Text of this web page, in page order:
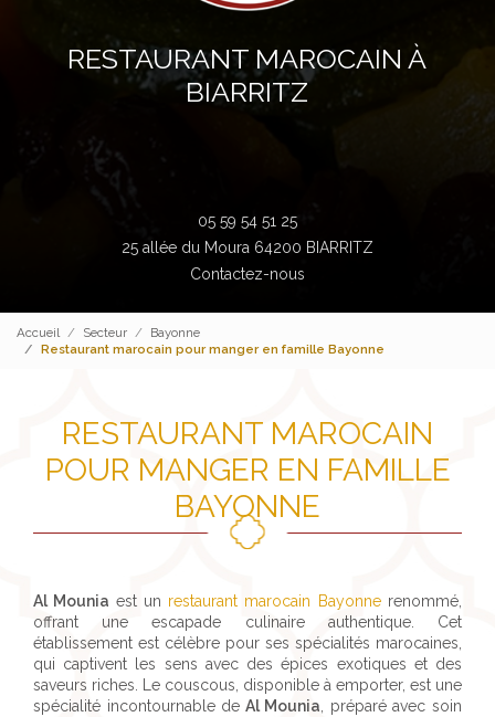
RESTAURANT MAROCAIN À
BIARRITZ
05 59 54 51 25
25 allée du Moura 64200 BIARRITZ
Contactez-nous
Accueil Secteur
Bayonne
Restaurant marocain pour manger en famille Bayonne
RESTAURANT MAROCAIN
POUR MANGER EN FAMILLE
BAYONNE
Al Mounia est un restaurant marocain Bayonnerenommé,
offrant une escapade culinaire authentique. Cet
établissement est célèbre pour ses spécialités marocaines,
qui captivent les sens avec des épices exotiques et des
saveurs riches. Le couscous, disponible à emporter, est une
spécialité incontournable de Al Mounia , préparé avec soin